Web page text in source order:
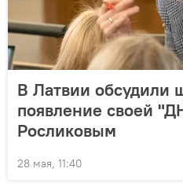
В Латвии обсудили
появление своей
Росликовым
28 мая, 11:40